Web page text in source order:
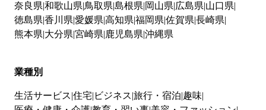
奈良県 和歌山県 鳥取県 島根県 岡山県 広島県 山口県
徳島県 香川県 愛媛県 高知県 福岡県 佐賀県 長崎県
熊本県 大分県 宮崎県 鹿児島県 沖縄県
業種別
生活サービス 住宅 ビジネス 旅行・宿泊 趣味